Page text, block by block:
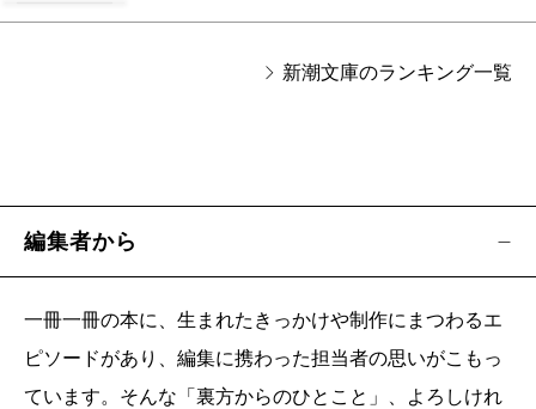
新潮文庫のランキング一覧
編集者から
一冊一冊の本に、生まれたきっかけや制作にまつわるエ
ピソードがあり、編集に携わった担当者の思いがこもっ
ています。そんな「裏方からのひとこと」、よろしけれ